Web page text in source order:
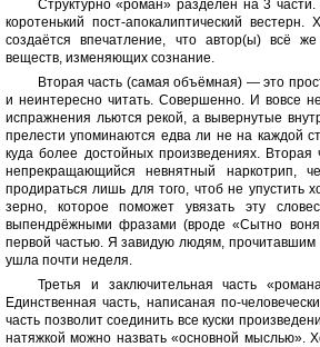
Структурно «роман» разделён на 3
коротенький пост-апокалиптический
создаётся впечатление, что автор(ы) всё же
веществ, изменяющих сознание.
Вторая часть (самая объёмная) — это
и неинтересно читать. Совершенно. И вовсе
испражнения льются рекой, а вывернутые
прелести упоминаются едва ли не на каждой
куда более достойных произведениях. Вторая
непрекращающийся невнятный наркотрип,
продираться лишь для того, чтоб не упустить
зерно, которое поможет увязать эту
выпендрёжными фразами (вроде «Сытно
первой частью. Я завидую людям, прочитавшим
ушла почти неделя.
Третья и заключительная часть
Единственная часть, написаная по-
часть позволит соединить все куски
натяжкой можно назвать «основной мыслью».